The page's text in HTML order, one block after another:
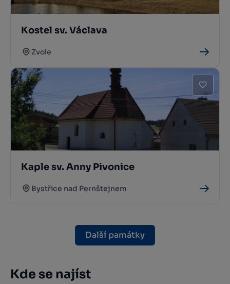
Kostel sv. Václava
Zvole
Kaple sv. Anny Pivonice
Bystřice nad Pernštejnem
Další památky
Kde se najíst